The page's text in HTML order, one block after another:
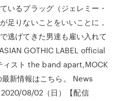
いるブラッグ（ジェレミー・
足りないことをいいことに，
逃げてきた男達も雇い入れて
GOTHIC LABEL official
スト the band apart,MOCK
新情報はこちら。 News
2020/08/02（日）【配信